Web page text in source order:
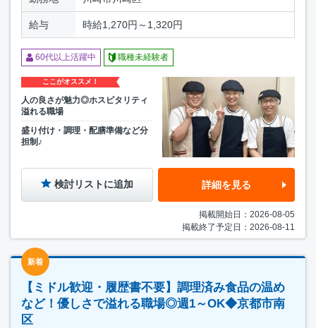
給与 時給1,270円～1,320円
60代以上活躍中 職種未経験者
ここがオススメ！
人の良さが魅力◎ホスピタリティ
溢れる職場
盛り付け・調理・配膳準備など分
担制♪
検討リストに追加 詳細を見る
掲載開始日：2026-08-05
掲載終了予定日：2026-08-11
新着
【ミドル歓迎・履歴書不要】調理済み食品の温め
など！優しさで溢れる職場◎週1～OK◆京都市南
区